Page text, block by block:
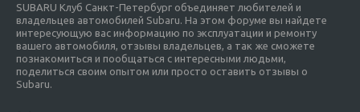
SUBARU Клуб Санкт-Петербург объединяет любителей и
владельцев автомобилей Subaru. На этом форуме вы найдете
интересующую вас информацию по эксплуатации и ремонту
вашего автомобиля, отзывы владельцев, а так же сможете
познакомиться и пообщаться с интересными людьми,
поделиться своим опытом или просто оставить отзывы о
Subaru.